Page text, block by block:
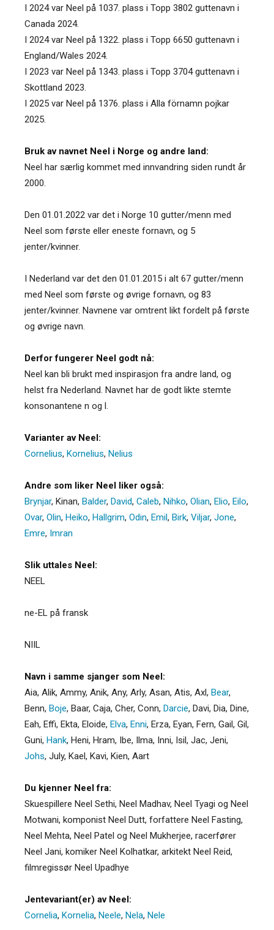
I 2024 var Neel på 1037. plass i Topp 3802 guttenavn i
Canada 2024.
I 2024 var Neel på 1322. plass i Topp 6650 guttenavn i
England/Wales 2024.
I 2023 var Neel på 1343. plass i Topp 3704 guttenavn i
Skottland 2023.
I 2025 var Neel på 1376. plass i Alla förnamn pojkar
2025.
Bruk av navnet Neel i Norge og andre land:
Neel har særlig kommet med innvandring siden rundt år
2000.
Den 01.01.2022 var det i Norge 10 gutter/menn med
Neel som første eller eneste fornavn, og 5
jenter/kvinner.
I Nederland var det den 01.01.2015 i alt 67 gutter/menn
med Neel som første og øvrige fornavn, og 83
jenter/kvinner. Navnene var omtrent likt fordelt på første
og øvrige navn.
Derfor fungerer Neel godt nå:
Neel kan bli brukt med inspirasjon fra andre land, og
helst fra Nederland. Navnet har de godt likte stemte
konsonantene n og l.
Varianter av Neel:
Cornelius, Kornelius, Nelius
Andre som liker Neel liker også:
Brynjar, Kinan, Balder, David, Caleb, Nihko, Olian, Elio, Eilo,
Ovar, Olin, Heiko, Hallgrim, Odin, Emil, Birk, Viljar, Jone,
Emre, Imran
Slik uttales Neel:
NEEL
ne-EL på fransk
NIIL
Navn i samme sjanger som Neel:
Aia, Alik, Ammy, Anik, Any, Arly, Asan, Atis, Axl, Bear,
Benn, Boje, Baar, Caja, Cher, Conn, Darcie, Davi, Dia, Dine,
Eah, Effi, Ekta, Eloide, Elva, Enni, Erza, Eyan, Fern, Gail, Gil,
Guni, Hank, Heni, Hram, Ibe, Ilma, Inni, Isil, Jac, Jeni,
Johs, July, Kael, Kavi, Kien, Aart
Du kjenner Neel fra:
Skuespillere Neel Sethi, Neel Madhav, Neel Tyagi og Neel
Motwani, komponist Neel Dutt, forfattere Neel Fasting,
Neel Mehta, Neel Patel og Neel Mukherjee, racerfører
Neel Jani, komiker Neel Kolhatkar, arkitekt Neel Reid,
filmregissør Neel Upadhye
Jentevariant(er) av Neel:
Cornelia, Kornelia, Neele, Nela, Nele